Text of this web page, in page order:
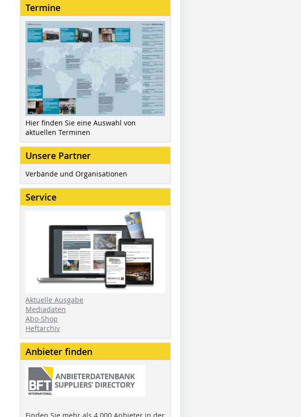
Termine
Hier finden Sie eine Auswahl von
aktuellen Terminen
Unsere Partner
Verbände und Organisationen
Service
Aktuelle Ausgabe
Mediadaten
Abo-Shop
Heftarchiv
Anbieter finden